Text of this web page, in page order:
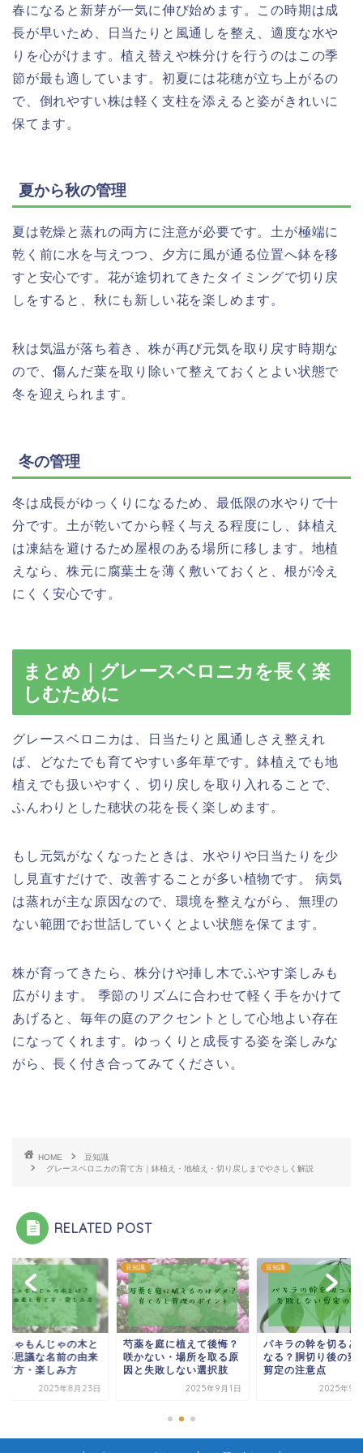
春になると新芽が一気に伸び始めます。この時期は成
長が早いため、日当たりと風通しを整え、適度な水や
りを心がけます。植え替えや株分けを行うのはこの季
節が最も適しています。初夏には花穂が立ち上がるの
で、倒れやすい株は軽く支柱を添えると姿がきれいに
保てます。
夏から秋の管理
夏は乾燥と蒸れの両方に注意が必要です。土が極端に
乾く前に水を与えつつ、夕方に風が通る位置へ鉢を移
すと安心です。花が途切れてきたタイミングで切り戻
しをすると、秋にも新しい花を楽しめます。
秋は気温が落ち着き、株が再び元気を取り戻す時期な
ので、傷んだ葉を取り除いて整えておくとよい状態で
冬を迎えられます。
冬の管理
冬は成長がゆっくりになるため、最低限の水やりで十
分です。土が乾いてから軽く与える程度にし、鉢植え
は凍結を避けるため屋根のある場所に移します。地植
えなら、株元に腐葉土を薄く敷いておくと、根が冷え
にくく安心です。
まとめ｜グレースベロニカを長く楽
しむために
グレースベロニカは、日当たりと風通しさえ整えれ
ば、どなたでも育てやすい多年草です。鉢植えでも地
植えでも扱いやすく、切り戻しを取り入れることで、
ふんわりとした穂状の花を長く楽しめます。
もし元気がなくなったときは、水やりや日当たりを少
し見直すだけで、改善することが多い植物です。 病気
は蒸れが主な原因なので、環境を整えながら、無理の
ない範囲でお世話していくとよい状態を保てます。
株が育ってきたら、株分けや挿し木でふやす楽しみも
広がります。 季節のリズムに合わせて軽く手をかけて
あげると、毎年の庭のアクセントとして心地よい存在
になってくれます。ゆっくりと成長する姿を楽しみな
がら、長く付き合ってみてください。
HOME
豆知識
グレースベロニカの育て方｜鉢植え・地植え・切り戻しまでやさしく解説
RELATED POST
じゃもんじゃの木と
不思議な名前の由来
て方・楽しみ方
2025年8月23日
豆知識
芍薬を庭に植えて後悔？
咲かない・場所を取る原
因と失敗しない選択肢
2025年9月1日
豆知識
パキラの幹を切ると
なる？胴切り後の変
剪定の注意点
2025年9